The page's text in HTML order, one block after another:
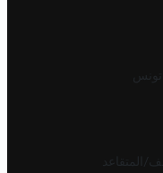
المتقاعد